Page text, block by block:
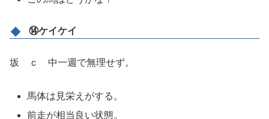
⑭ケイケイ
坂 ｃ 中一週で無理せず。
馬体は見栄えがする。
前走が相当良い状態。